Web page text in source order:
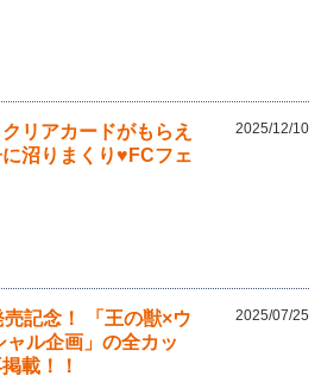
リアカードがもらえ
沼りまくり♥FCフェ
2025/12/10
記念！ 「王の獣×ウ
ャル企画」の全カッ
載！！
2025/07/25